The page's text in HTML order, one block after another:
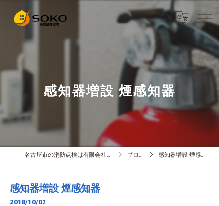
感知器増設 煙感知器
名古屋市の消防点検は有限会社創功 ブログ 感知器増設 煙感知器
感知器増設 煙感知器
2018/10/02